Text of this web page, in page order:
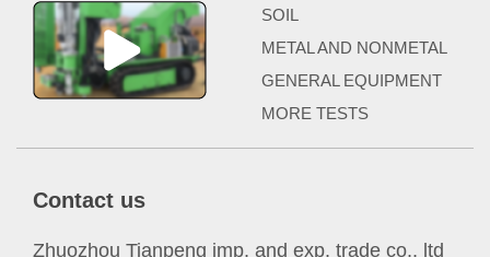
SOIL
METAL AND NONMETAL
GENERAL EQUIPMENT
MORE TESTS
Contact us
Zhuozhou Tianpeng imp. and exp. trade co., ltd